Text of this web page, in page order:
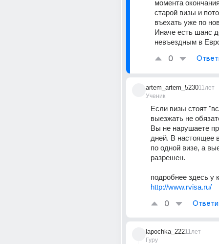
момента
старой визы и
въехать уже по
Иначе есть шанс
невъездным в
0
artem_artem_5230
Ученик
11лет
Если визы стоят
выезжать не
Вы не нарушаете
дней. В настоящее
по одной визе, а
разрешен.
http://www.rvisa.ru/
0
lapochka_222
Гуру
11лет